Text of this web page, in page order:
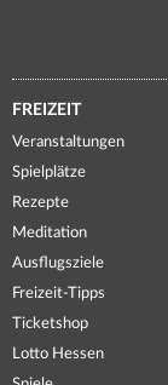
FREIZEIT
Veranstaltungen
Spielplätze
Rezepte
Meditation
Ausflugsziele
Freizeit-Tipps
Ticketshop
Lotto Hessen